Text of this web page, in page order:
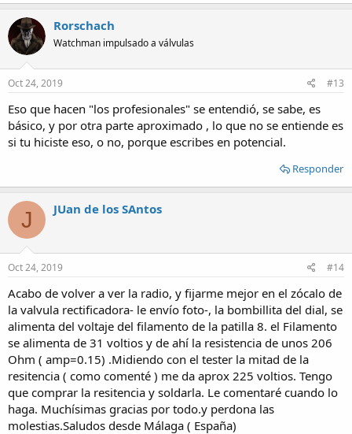
a
c
t
i
o
n
s
Rorschach
Watchman impulsado a válvulas
Oct 24, 2019 #13
Eso que hacen "los profesionales" se entendió, se sabe, es
básico, y por otra parte aproximado , lo que no se entiende es
si tu hiciste eso, o no, porque escribes en potencial.
Responder
J JUan de los SAntos
Oct 24, 2019 #14
Acabo de volver a ver la radio, y fijarme mejor en el zócalo de
la valvula rectificadora- le envío foto-, la bombillita del dial, se
alimenta del voltaje del filamento de la patilla 8. el Filamento
se alimenta de 31 voltios y de ahí la resistencia de unos 206
Ohm ( amp=0.15) .Midiendo con el tester la mitad de la
resitencia ( como comenté ) me da aprox 225 voltios. Tengo
que comprar la resitencia y soldarla. Le comentaré cuando lo
haga. Muchísimas gracias por todo.y perdona las
molestias.Saludos desde Málaga ( España)